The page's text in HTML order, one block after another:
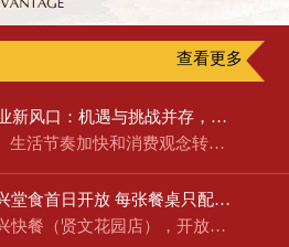
查看更多
2024年餐饮业新风口：机遇与挑战并存，超意兴助您成功
在经济发展、生活节奏加快和消费观念转变等多重因素的交织影响下，餐饮业正面临前所未有的变革。价格战愈演愈…
3月8日超意兴堂食首日开放 每张餐桌只配备一把椅子
3月8日超意兴快餐（贤文花园店），开放了堂食。超意兴快餐总经理助理宋业飞告诉记者：“超意兴部分门店在今天…